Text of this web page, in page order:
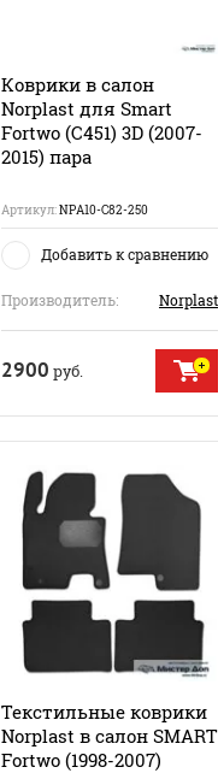
Коврики в салон
Norplast для Smart
Fortwo (С451) 3D (2007-
2015) пара
Артикул:NPA10-C82-250
Добавить к сравнению
Производитель: Norplast
2900 руб.
Текстильные коврики
Norplast в салон SMART
Fortwo (1998-2007)